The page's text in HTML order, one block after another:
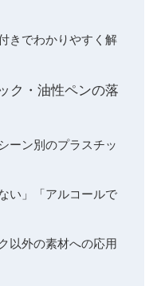
きでわかりやすく解
ク・油性ペンの落
ーン別のプラスチッ
い」「アルコールで
以外の素材への応用